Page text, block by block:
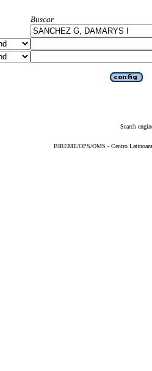
Buscar
Search
BIREME/OPS/OMS - Centro